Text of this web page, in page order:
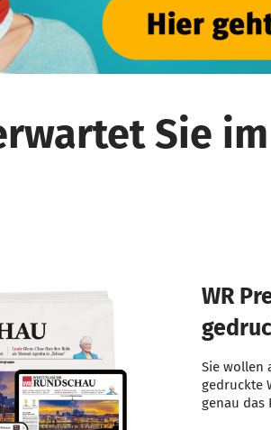
Sie
WR
Sie wollen
gedruckte
genau das